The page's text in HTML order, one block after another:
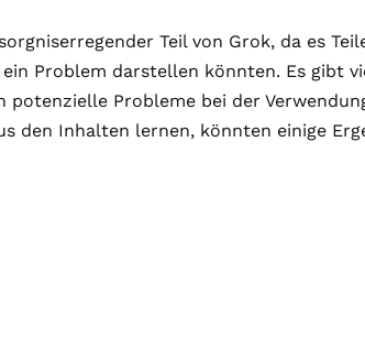
Teil von Grok, da es
Problem darstellen könnten. Es gibt
potenzielle Probleme bei der
den Inhalten lernen, könnten einige